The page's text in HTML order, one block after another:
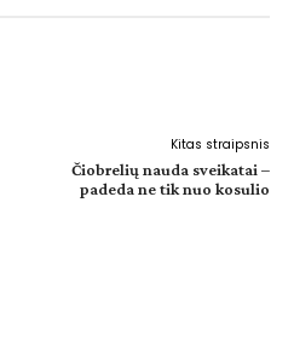
Kitas straipsnis
Čiobrelių nauda sveikatai –
padeda ne tik nuo kosulio